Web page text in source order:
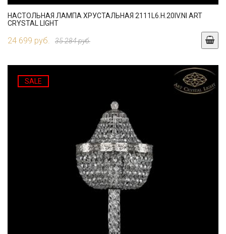
НАСТОЛЬНАЯ ЛАМПА ХРУСТАЛЬНАЯ 2111L6.H.20IV.NI ART
CRYSTAL LIGHT
24 699 руб. 35 284 руб.
SALE